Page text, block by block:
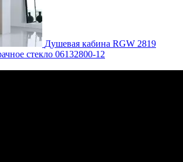
Душевая кабина RGW 2819
стекло 06132800-12